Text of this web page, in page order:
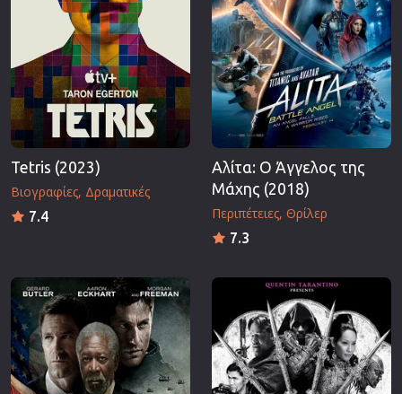
Θρησκευτικές
Θρίλερ
Ιστορικές
Καταστροφής
Κλασσικές
Tetris (2023)
Βιογραφίες Δραματικές
7.4
Αλίτα: Ο Άγγελος της
Μάχης (2018)
Περιπέτειες Θρίλερ
7.3